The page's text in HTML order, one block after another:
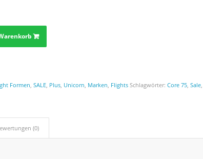
Formen ,SALE Plus Unicorn Marken Flights Schlagwörter:Core 75 ,Sale
(0)